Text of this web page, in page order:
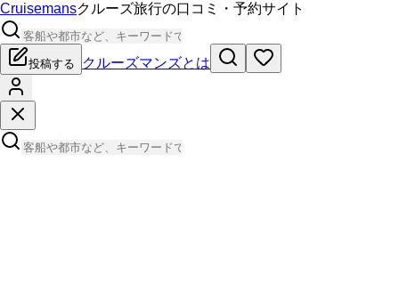
Cruisemansクルーズ旅行の口コミ・予約サイト
投稿する クルーズマンズとは